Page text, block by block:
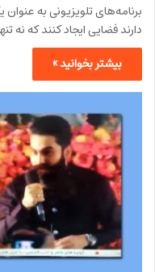
برنامه‌های تلویزیونی به عنوان
دارند فضایی ایجاد کنند که نه
بیشتر بخوانید »